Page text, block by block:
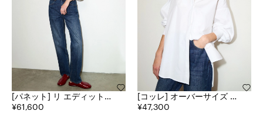
[パネット] リ エディット
スリム フィット ジーンズ
¥61,600
[コッレ] オーバーサイズ ポ
プリン シャツ
¥47,300